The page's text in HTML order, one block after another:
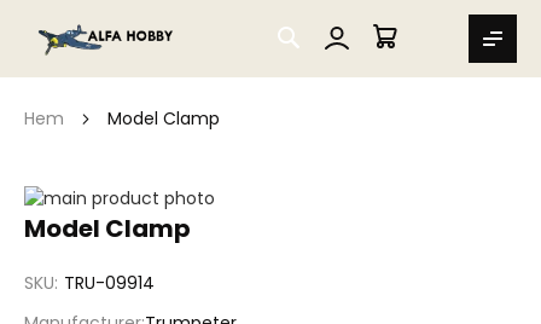
SEARCH
MIN VARUKORG
Hem Model Clamp
Model Clamp
SKU TRU-09914
Hoppa
till
bildgalleriet
Hoppa
av
bildgalleriet